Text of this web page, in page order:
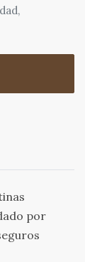
por